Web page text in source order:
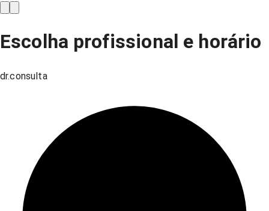
Escolha profissional e horário
dr.consulta